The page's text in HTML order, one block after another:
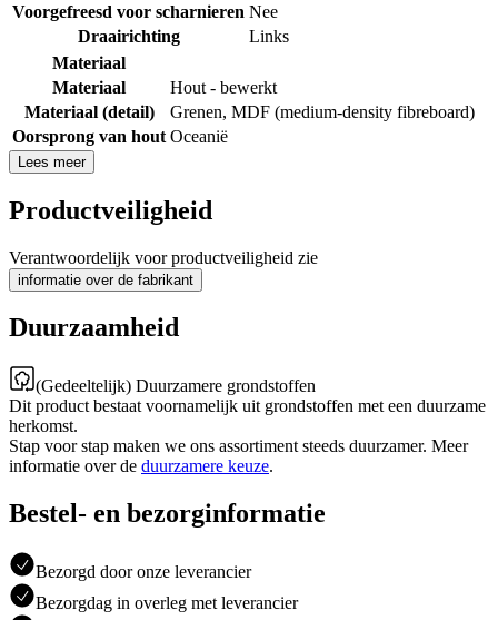
Voorgefreesd voor scharnieren Nee
Draairichting
Links
Materiaal
Materiaal
Hout - bewerkt
Materiaal (detail)
Grenen, MDF (medium-density fibreboard)
Oorsprong van hout Oceanië
Lees meer
Productveiligheid
Verantwoordelijk voor productveiligheid zie
informatie over de fabrikant
Duurzaamheid
(Gedeeltelijk) Duurzamere grondstoffen
Dit product bestaat voornamelijk uit grondstoffen met een duurzame
herkomst.
Stap voor stap maken we ons assortiment steeds duurzamer. Meer
informatie over de duurzamere keuze.
Bestel- en bezorginformatie
Bezorgd door onze leverancier
Bezorgdag in overleg met leverancier